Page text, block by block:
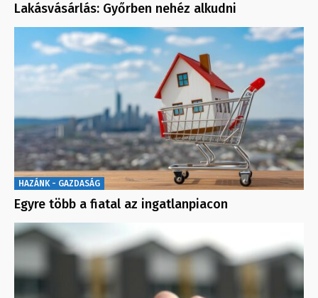
Lakásvásárlás: Győrben nehéz alkudni
HAZÁNK - GAZDASÁG
Egyre több a fiatal az ingatlanpiacon